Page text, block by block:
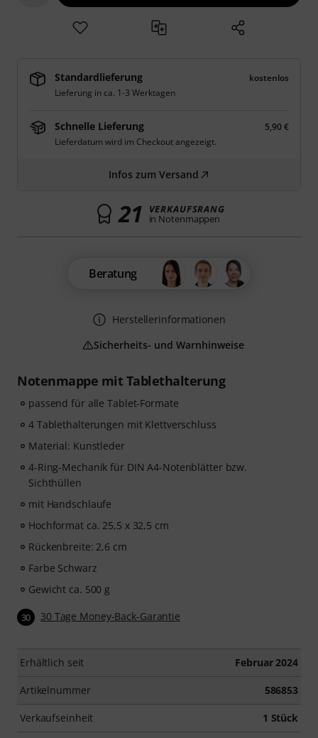
Notenmappe mit Tablethalterung
passend für alle Tablet-Formate
4 Tablethalterungen mit Klettverschluss
Material: Kunstleder
4-Ring-Mechanik für DIN A4-Notenblätter bzw.
Sichthüllen
mit Handschlaufe
Hochformat ca. 25,5 x 32,5 cm
Rückenbreite: 2,6 cm
Farbe Schwarz
Gewicht ca. 500 g
30 30 Tage Money-Back-Garantie
Erhältlich seit Februar 2024
Artikelnummer 586853
Verkaufseinheit 1 Stück
Standardlieferung
kostenlos
Lieferung in ca. 1-3 Werktagen
Schnelle Lieferung
5,90 €
Lieferdatum wird im Checkout angezeigt.
Infos zum Versand
21 VERKAUFSRANG
in Notenmappen
Beratung
Herstellerinformationen
Sicherheits- und Warnhinweise